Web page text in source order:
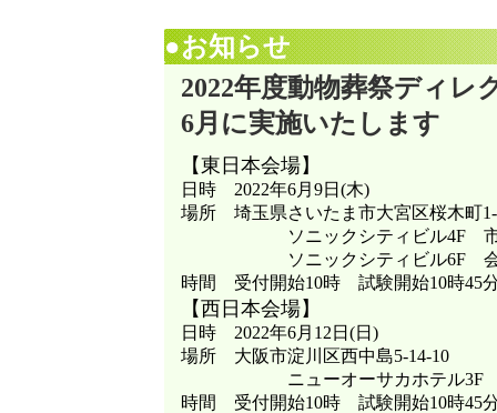
●お知らせ
2022年度動物葬祭ディレ
6月に実施いたします
【東日本会場】
日時 2022年6月9日(木)
場所 埼玉県さいたま市大宮区桜木町
ソニックシティビル4F 市民
ソニックシティビル6F 会議
時間 受付開始10時 試験開始10時45
【西日本会場】
日時 2022年6月12日(日)
場所 大阪市淀川区西中島5-14-10
ニューオーサカホテル3F 淀
時間 受付開始10時 試験開始10時45